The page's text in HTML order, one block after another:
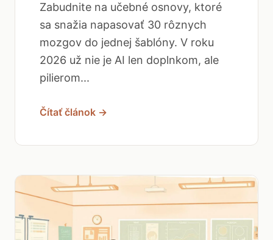
Zabudnite na učebné osnovy, ktoré
sa snažia napasovať 30 rôznych
mozgov do jednej šablóny. V roku
2026 už nie je AI len doplnkom, ale
pilierom...
Čítať článok →